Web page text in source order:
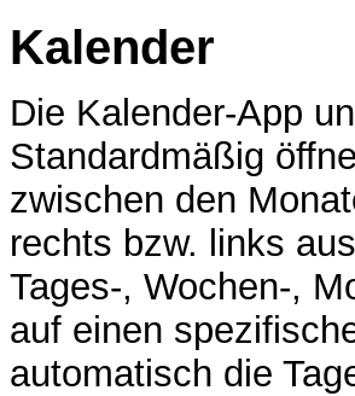
Kalender
Die Kalender-App
Standardmäßig
zwischen den
rechts bzw. links
Tages-, Wochen-,
auf einen
automatisch die